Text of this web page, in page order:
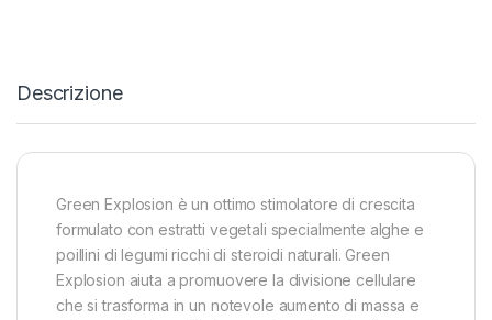
Descrizione
Green Explosion è un ottimo stimolatore di crescita
formulato con estratti vegetali specialmente alghe e
poillini di legumi ricchi di steroidi naturali. Green
Explosion aiuta a promuovere la divisione cellulare
che si trasforma in un notevole aumento di massa e